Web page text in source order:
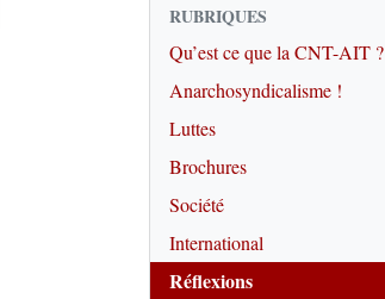
RUBRIQUES
Qu’est ce que la CNT-AIT ?
Anarchosyndicalisme !
Luttes
Brochures
Société
International
Réflexions